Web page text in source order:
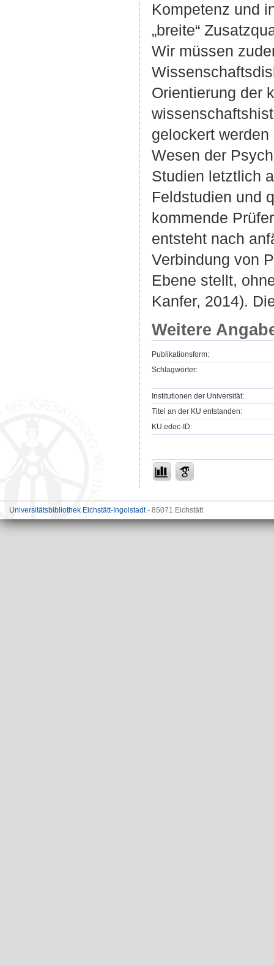
Kompetenz und
„breite“
Wir müssen
Orientierung der
gelockert
Wesen der
Studien letztlich
Feldstudien und
kommende
entsteht nach
Verbindung von
Ebene stellt,
Kanfer, 2014).
Weitere
Publikationsform:
Schlagwörter:
Institutionen der Universität:
Titel an der KU entstanden:
KU.edoc-ID:
Universitätsbibliothek Eichstätt-Ingolstadt- 85071 Eichstätt